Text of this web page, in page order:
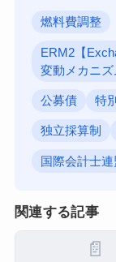
燃料費調整
ERM2【
変動メカニズ
公募債 特
独立採算制
国際会計士連
関連する記事
📄